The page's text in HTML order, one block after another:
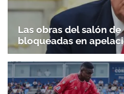
Las obras del salón
bloqueadas en